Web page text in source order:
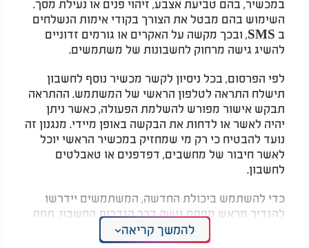
במכשיר, בהם טביעת אצבע, זיהוי פנים או נעילת מסך.
השימוש בהם מבטל את הצורך בקודי אימות הנשלחים
ב SMS, ובכך מקשה על האקרים או גורמים זדוניים
להשיג גישה מרחוק לחשבונות של משתמשים.
לפי הפרסום, בכל ניסיון לקשר מכשיר נוסף לחשבון
תישלח התראה לטלפון הראשי של המשתמש. ההתראה
תבקש אישור מפורש להשלמת הפעולה, כאשר ניתן
יהיה לאשר או לדחות את הבקשה באופן מיידי. מנגנון זה
נועד להבטיח כי רק מי שמחזיק במכשיר הראשי יוכל
לאשר חיבור של מחשבים, דפדפנים או טאבלטים
לחשבון.
כדי להשתמש ביכולת החדשה, המשתמשים יידרשו
להגדיר מראש מפתח גישה דרך הגדרות החשבון, תחת
תפריט "מפתחות גישה".להמשך קריאה